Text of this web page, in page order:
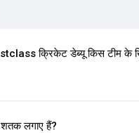
क्रिकेट डेब्यू किस टीम के
लगाए हैं?